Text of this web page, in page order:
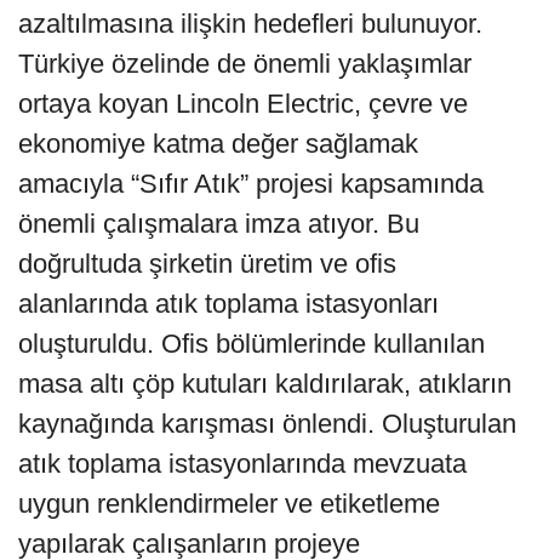
azaltılmasına ilişkin hedefleri bulunuyor.
Türkiye özelinde de önemli yaklaşımlar
ortaya koyan Lincoln Electric, çevre ve
ekonomiye katma değer sağlamak
amacıyla “Sıfır Atık” projesi kapsamında
önemli çalışmalara imza atıyor. Bu
doğrultuda şirketin üretim ve ofis
alanlarında atık toplama istasyonları
oluşturuldu. Ofis bölümlerinde kullanılan
masa altı çöp kutuları kaldırılarak, atıkların
kaynağında karışması önlendi. Oluşturulan
atık toplama istasyonlarında mevzuata
uygun renklendirmeler ve etiketleme
yapılarak çalışanların projeye